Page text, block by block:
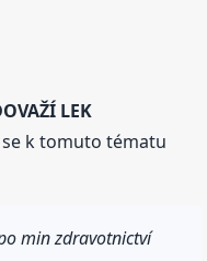
LEK
se k tomuto tématu
min zdravotnictví